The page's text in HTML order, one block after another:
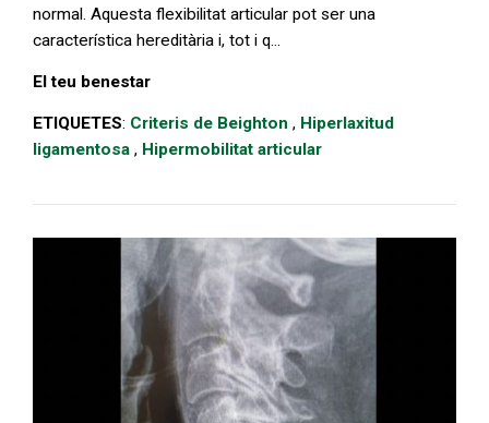
normal. Aquesta flexibilitat articular pot ser una
característica hereditària i, tot i q...
El teu benestar
ETIQUETES: Criteris de Beighton , Hiperlaxitud
ligamentosa , Hipermobilitat articular